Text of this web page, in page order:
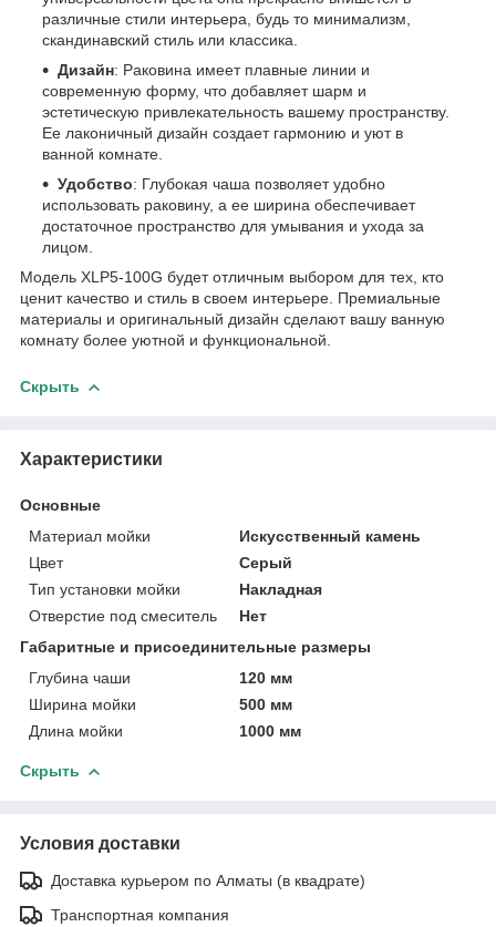
различные стили интерьера, будь то минимализм,
скандинавский стиль или классика.
Дизайн: Раковина имеет плавные линии и
современную форму, что добавляет шарм и
эстетическую привлекательность вашему пространству.
Ее лаконичный дизайн создает гармонию и уют в
ванной комнате.
Удобство: Глубокая чаша позволяет удобно
использовать раковину, а ее ширина обеспечивает
достаточное пространство для умывания и ухода за
лицом.
Модель XLP5-100G будет отличным выбором для тех, кто
ценит качество и стиль в своем интерьере. Премиальные
материалы и оригинальный дизайн сделают вашу ванную
комнату более уютной и функциональной.
Скрыть
Характеристики
Основные
Материал мойки
Искусственный камень
Цвет
Серый
Тип установки мойки
Накладная
Отверстие под смеситель
Нет
Габаритные и присоединительные размеры
Глубина чаши
120 мм
Ширина мойки
500 мм
Длина мойки
1000 мм
Скрыть
Условия доставки
Доставка курьером по Алматы (в квадрате)
Транспортная компания